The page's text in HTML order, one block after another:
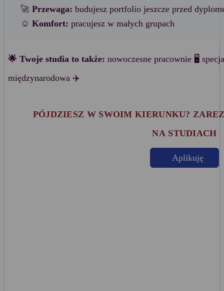
🚀 Przewaga: budujesz portfolio jeszcze przed
☺️ Komfort: pracujesz w małych grupach
🌟 Twoje studia to także: nowoczesne pracownie 🖥️
międzynarodowa ✈️
PÓJDZIESZ W SWOIM KIERUNKU?
NA STUDIACH
Aplikuję